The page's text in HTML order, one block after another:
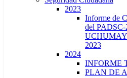
2023
Informe de
del
2023
2024
INFORME
PLAN DE